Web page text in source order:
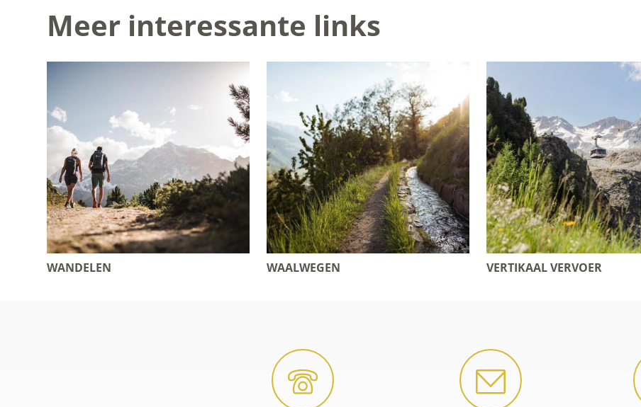
Meer interessante links
WANDELEN WAALWEGEN VERTIKAAL VERVOER